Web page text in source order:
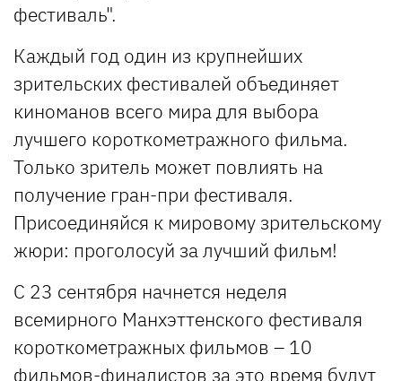
фестиваль".
Каждый год один из крупнейших
зрительских фестивалей объединяет
киноманов всего мира для выбора
лучшего короткометражного фильма.
Только зритель может повлиять на
получение гран-при фестиваля.
Присоединяйся к мировому зрительскому
жюри: проголосуй за лучший фильм!
С 23 сентября начнется неделя
всемирного Манхэттенского фестиваля
короткометражных фильмов – 10
фильмов-финалистов за это время будут